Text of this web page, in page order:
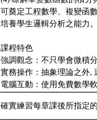
可奠定工程數學、複變函
培養學生邏輯分析之能力。
課程特色
強調觀念：不只學會微積
實務操作：抽象理論之外,
電腦互動：使用免費數學
確實練習每章課後所指定